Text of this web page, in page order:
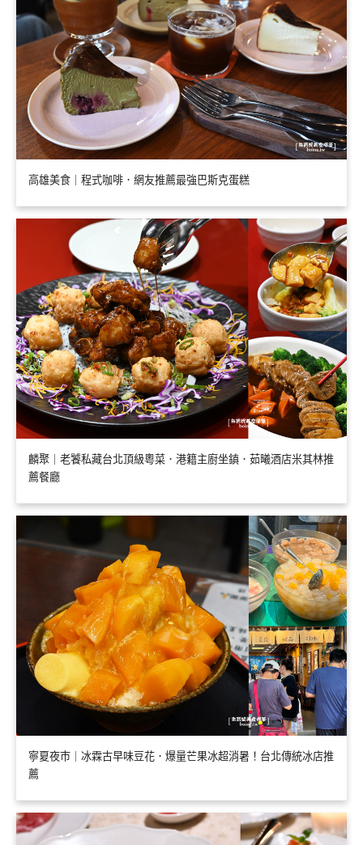
高雄美食｜程式咖啡．網友推薦最強巴斯克蛋糕
麟聚｜老饕私藏台北頂級粵菜．港籍主廚坐鎮．茹曦酒店米其林推
薦餐廳
寧夏夜市｜冰霖古早味豆花．爆量芒果冰超消暑！台北傳統冰店推
薦